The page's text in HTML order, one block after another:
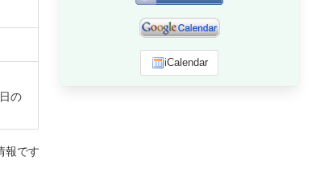
の
報です
iCalendar